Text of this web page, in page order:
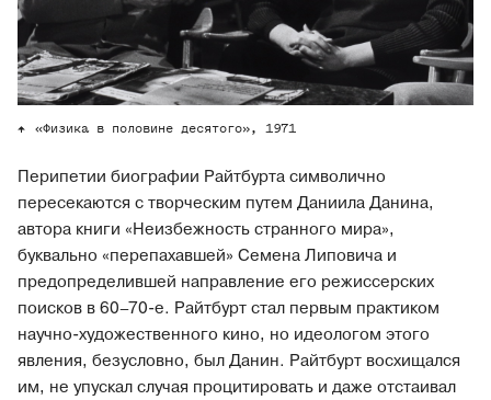
«Физика в половине десятого», 1971
Перипетии биографии Райтбурта символично
пересекаются с творческим путем Даниила Данина,
автора книги «Неизбежность странного мира»,
буквально «перепахавшей» Семена Липовича и
предопределившей направление его режиссерских
поисков в 60–70-е. Райтбурт стал первым практиком
научно-художественного кино, но идеологом этого
явления, безусловно, был Данин. Райтбурт восхищался
им, не упускал случая процитировать и даже отстаивал